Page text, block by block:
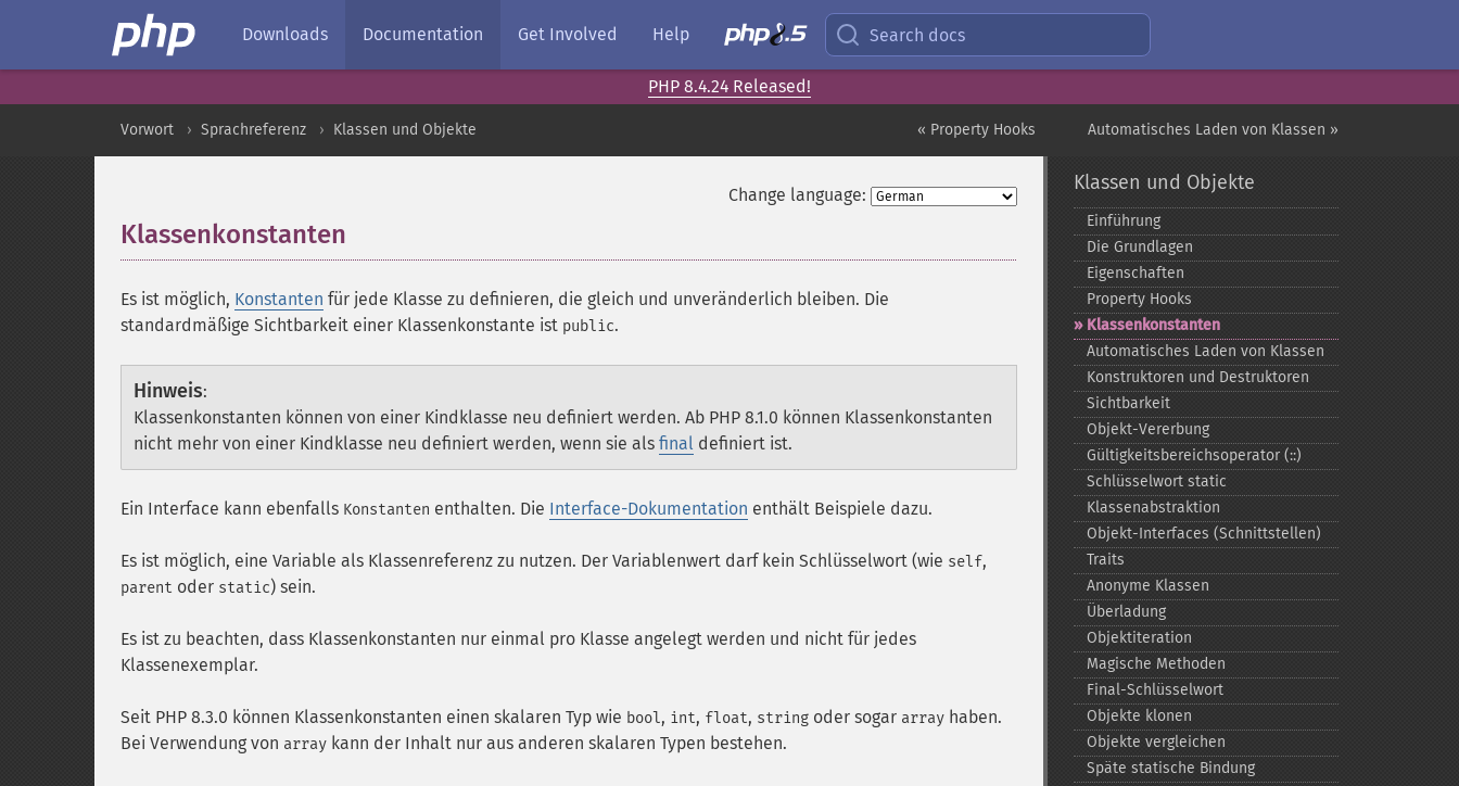
Downloads Documentation Get Involved Help Search docs
PHP 8.4.24 Released!
Automatisches Laden von Klassen »
« Property Hooks
Vorwort Sprachreferenz Klassen und Objekte
Change language:
Klassenkonstanten
Es ist möglich, Konstanten für jede Klasse zu definieren, die gleich und unveränderlich bleiben. Die
standardmäßige Sichtbarkeit einer Klassenkonstante ist public.
Hinweis:
Klassenkonstanten können von einer Kindklasse neu definiert werden. Ab PHP 8.1.0 können Klassenkonstanten
nicht mehr von einer Kindklasse neu definiert werden, wenn sie als final definiert ist.
Ein Interface kann ebenfalls Konstanten enthalten. Die Interface-Dokumentation enthält Beispiele dazu.
Es ist möglich, eine Variable als Klassenreferenz zu nutzen. Der Variablenwert darf kein Schlüsselwort (wie self,
parent oder static) sein.
Es ist zu beachten, dass Klassenkonstanten nur einmal pro Klasse angelegt werden und nicht für jedes
Klassenexemplar.
Seit PHP 8.3.0 können Klassenkonstanten einen skalaren Typ wie bool, int, float, string oder sogar array haben.
Bei Verwendung von array kann der Inhalt nur aus anderen skalaren Typen bestehen.
Klassen und Objekte
Einführung
Die Grundlagen
Eigenschaften
Property Hooks
Klassenkonstanten
Automatisches Laden von Klassen
Konstruktoren und Destruktoren
Sichtbarkeit
Objekt-​Vererbung
Gültigkeitsbereichsoperator (::)
Schlüsselwort static
Klassenabstraktion
Objekt-​Interfaces (Schnittstellen)
Traits
Anonyme Klassen
Überladung
Objektiteration
Magische Methoden
Final-​Schlüsselwort
Objekte klonen
Objekte vergleichen
Späte statische Bindung